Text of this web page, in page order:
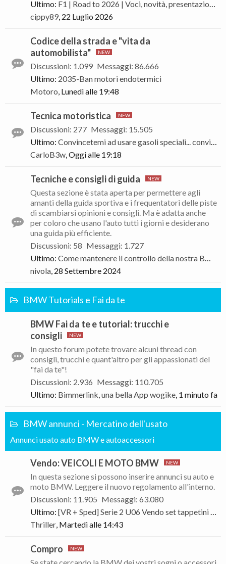
Ultimo: F1 | Road to 2026 | Voci, novità, presentazione vetture e piloti | Stagione
cippy89, 22 Luglio 2026
Codice della strada e "vita da
automobilista"
Discussioni: 1.099 Messaggi: 86.666
Ultimo: 2035-Ban motori endotermici
Motoro, Lunedì alle 19:48
Tecnica motoristica
Discussioni: 277 Messaggi: 15.505
Ultimo: Convincetemi ad usare gasoli speciali... conviene? Quali i vantaggi?
CarloB3w,Oggi alle 19:18
Tecniche e consigli di guida
Questa sezione è stata aperta per permettere agli
amanti della guida sportiva e i frequentatori delle piste
di scambiarsi opinioni e consigli. Ma è adatta anche
per coloro che usano l'auto tutti i giorni e desiderano
una guida più efficiente.
Discussioni: 58 Messaggi: 1.727
Ultimo: Come mantenere il controllo della nostra BMW di traverso
nivola, 28 Settembre 2024
BMW Tutorials e Fai da te
BMW Fai da te e tutorial: trucchi e
consigli
In questo forum potete trovare alcuni thread con
consigli, trucchi e quant'altro per gli appassionati del
"fai da te"!
Discussioni: 2.936 Messaggi: 110.705
Ultimo: Bimmerlink, una bella App wogike, 1 minuto fa
BMW annunci - Mercatino dell'usato
Annunci usato auto BMW e autoaccessori
Vendo: VEICOLI E MOTO BMW
In questa sezione si possono inserire annunci su auto e
moto BMW. Leggere il nuovo regolamento all'interno.
Discussioni: 11.905 Messaggi: 63.080
Ultimo: [VR + Sped] Serie 2 U06 Vendo set tappetini originali in tessuto – Nuovi mai usati
Thriller, Martedì alle 14:43
Compro